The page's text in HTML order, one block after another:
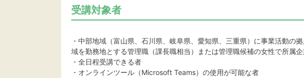
受講対象者
・中部地域（富山県、石川県、岐阜県、愛知県、三重県）に事業活動の
域を勤務地とする管理職（課長職相当）または管理職候補の女性で所属
・全日程受講できる者
・オンラインツール（Microsoft Teams）の使用が可能な者